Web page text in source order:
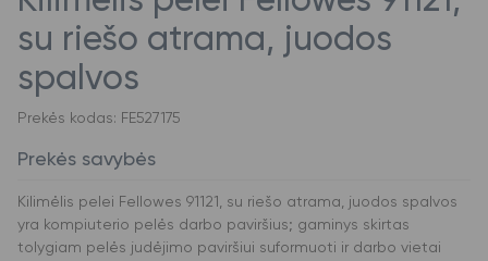
su riešo atrama, juodos
spalvos
Prekės kodas: FE527175
Prekės savybės
Kilimėlis pelei Fellowes 91121, su riešo atrama, juodos spalvos
yra kompiuterio pelės darbo paviršius; gaminys skirtas
tolygiam pelės judėjimo paviršiui suformuoti ir darbo vietai